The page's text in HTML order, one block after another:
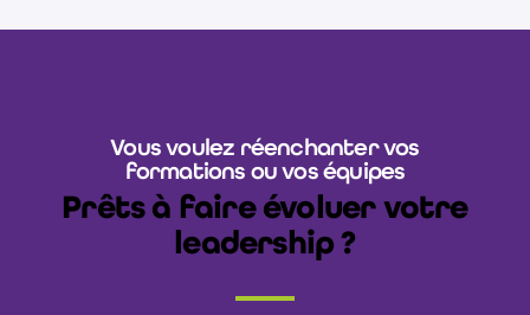
Vous voulez réenchanter vos
formations ou vos équipes
Prêts à faire évoluer votre
leadership ?